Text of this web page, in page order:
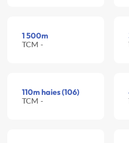
1 500m
TCM -
110m haies (106)
TCM -